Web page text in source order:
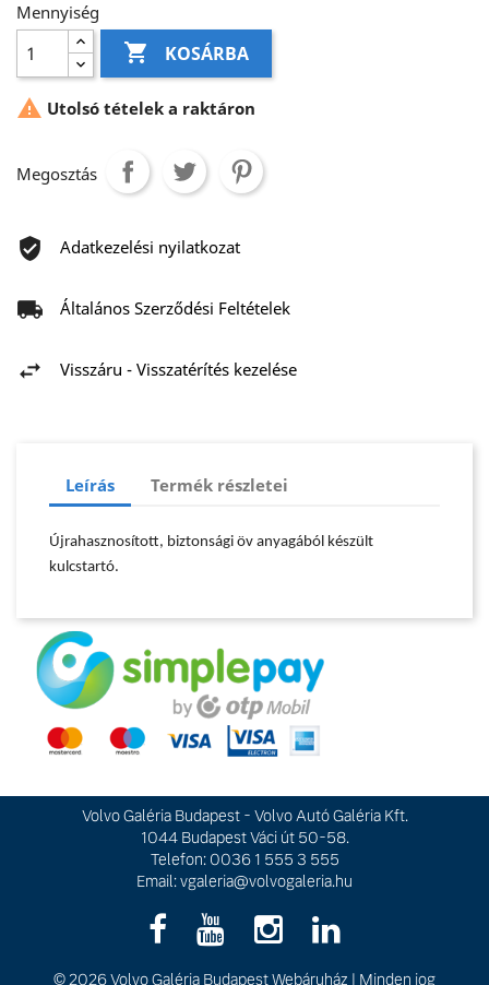
Mennyiség
 KOSÁRBA
 Utolsó tételek a raktáron
Megosztás
Adatkezelési nyilatkozat
Általános Szerződési Feltételek
Visszáru - Visszatérítés kezelése
Leírás Termék részletei
Újrahasznosított, biztonsági öv anyagából készült
kulcstartó.
Volvo Galéria Budapest - Volvo Autó Galéria Kft.
1044 Budapest Váci út 50-58.
Telefon: 0036 1 555 3 555
Email:vgaleria@volvogaleria.hu
© 2026Volvo Galéria Budapest Webáruház | Minden jog